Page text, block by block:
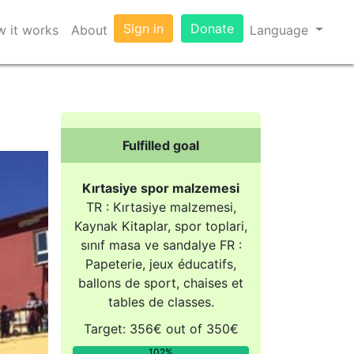
it works About Sign in Donate Language
Fulfilled goal
Kırtasiye spor malzemesi
TR : Kırtasiye malzemesi,
Kaynak Kitaplar, spor toplari,
sınıf masa ve sandalye FR :
Papeterie, jeux éducatifs,
ballons de sport, chaises et
tables de classes.
Target: 356€ out of 350€